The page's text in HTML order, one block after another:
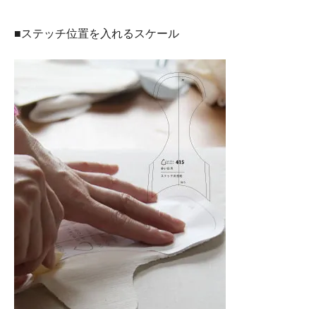
■ステッチ位置を入れるスケール